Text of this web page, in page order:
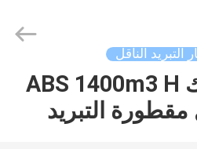
التبريد الناقل
مروحة المحرك ABS 1400m3 H
مقطورة التبريد